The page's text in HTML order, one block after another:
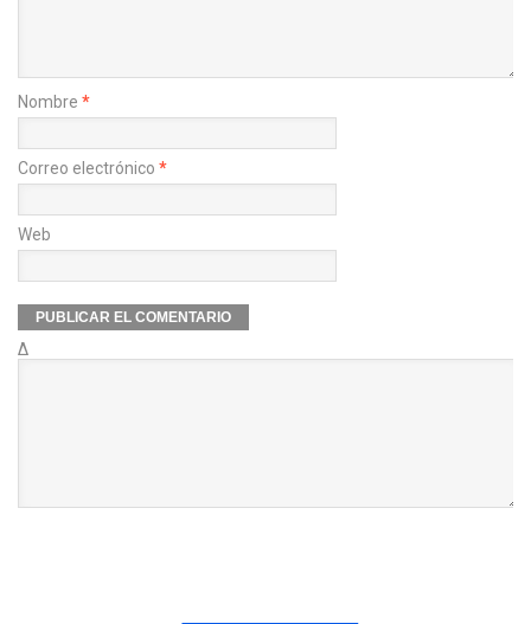
Nombre *
Correo electrónico *
Web
Δ